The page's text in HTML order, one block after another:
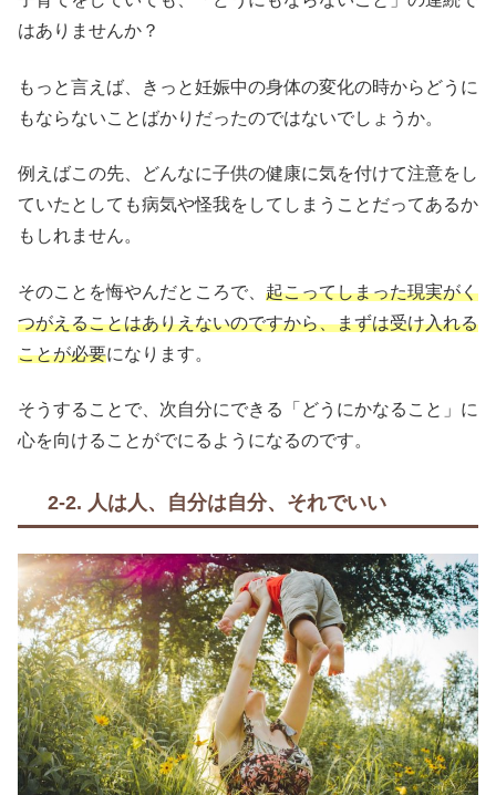
はありませんか？
もっと言えば、きっと妊娠中の身体の変化の時からどうに
もならないことばかりだったのではないでしょうか。
例えばこの先、どんなに子供の健康に気を付けて注意をし
ていたとしても病気や怪我をしてしまうことだってあるか
もしれません。
そのことを悔やんだところで、 起こってしまった現実がく
つがえることはありえないのですから、まずは受け入れる
ことが必要になります。
そうすることで、次自分にできる「どうにかなること」に
心を向けることがでにるようになるのです。
2-2. 人は人、自分は自分、それでいい